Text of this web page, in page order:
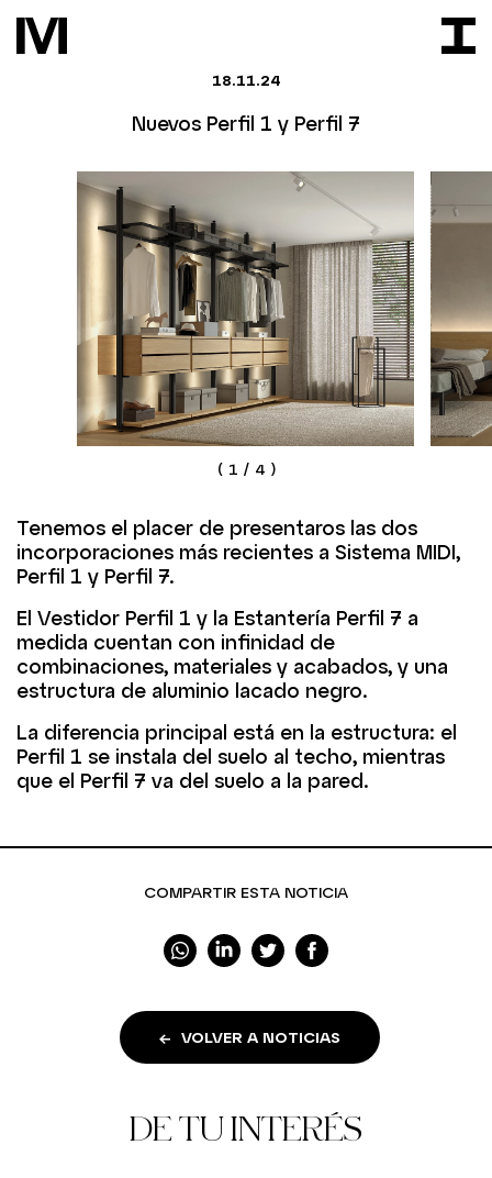
18.11.24
Nuevos Perfil 1 y Perfil 7
( 1 / 4 )
Tenemos el placer de presentaros las dos
incorporaciones más recientes a Sistema MIDI,
Perfil 1 y Perfil 7.
El Vestidor Perfil 1 y la Estantería Perfil 7 a
medida cuentan con infinidad de
combinaciones, materiales y acabados, y una
estructura de aluminio lacado negro.
La diferencia principal está en la estructura: el
Perfil 1 se instala del suelo al techo, mientras
que el Perfil 7 va del suelo a la pared.
COMPARTIR ESTA NOTICIA
VOLVER A NOTICIAS
DE TU INTERÉS